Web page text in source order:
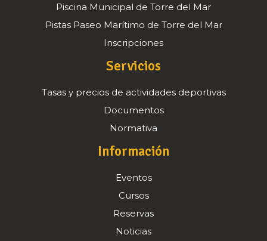
Piscina Municipal de Torre del Mar
Pistas Paseo Marítimo de Torre del Mar
Inscripciones
Servicios
Tasas y precios de actividades deportivas
Documentos
Normativa
Información
Eventos
Cursos
Reservas
Noticias